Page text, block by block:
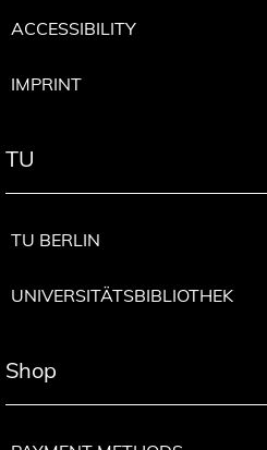
ACCESSIBILITY
IMPRINT
TU
TU BERLIN
UNIVERSITÄTSBIBLIOTHEK
Shop